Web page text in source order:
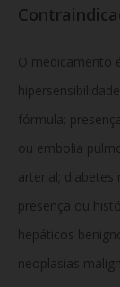
O medicamento
fórmula;
ou embolia
arterial; diabetes
presença ou
hepáticos
neoplasias